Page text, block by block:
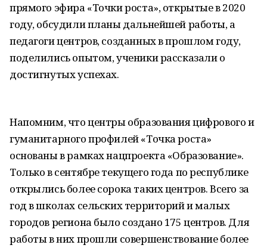
прямого эфира «Точки роста», открытые в 2020
году, обсудили планы дальнейшей работы, а
педагоги центров, созданных в прошлом году,
поделились опытом, ученики рассказали о
достигнутых успехах.
Напомним, что центры образования цифрового и
гуманитарного профилей «Точка роста»
основаны в рамках нацпроекта «Образование».
Только в сентябре текущего года по республике
открылись более сорока таких центров. Всего за
год в школах сельских территорий и малых
городов региона было создано 175 центров. Для
работы в них прошли совершенствование более